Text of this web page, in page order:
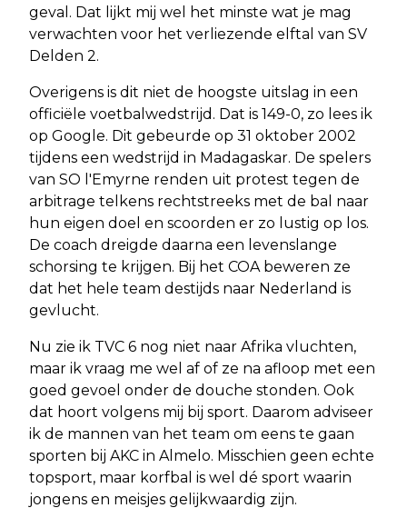
geval. Dat lijkt mij wel het minste wat je mag
verwachten voor het verliezende elftal van SV
Delden 2.
Overigens is dit niet de hoogste uitslag in een
officiële voetbalwedstrijd. Dat is 149-0, zo lees ik
op Google. Dit gebeurde op 31 oktober 2002
tijdens een wedstrijd in Madagaskar. De spelers
van SO l'Emyrne renden uit protest tegen de
arbitrage telkens rechtstreeks met de bal naar
hun eigen doel en scoorden er zo lustig op los.
De coach dreigde daarna een levenslange
schorsing te krijgen. Bij het COA beweren ze
dat het hele team destijds naar Nederland is
gevlucht.
Nu zie ik TVC 6 nog niet naar Afrika vluchten,
maar ik vraag me wel af of ze na afloop met een
goed gevoel onder de douche stonden. Ook
dat hoort volgens mij bij sport. Daarom adviseer
ik de mannen van het team om eens te gaan
sporten bij AKC in Almelo. Misschien geen echte
topsport, maar korfbal is wel dé sport waarin
jongens en meisjes gelijkwaardig zijn.